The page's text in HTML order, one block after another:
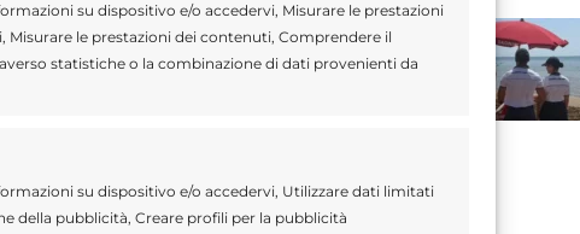
su dispositivo e/o accedervi, Misurare le prestazioni
Misurare le prestazioni dei contenuti, Comprendere il
statistiche o la combinazione di dati provenienti da
su dispositivo e/o accedervi, Utilizzare dati limitati
della pubblicità, Creare profili per la pubblicità